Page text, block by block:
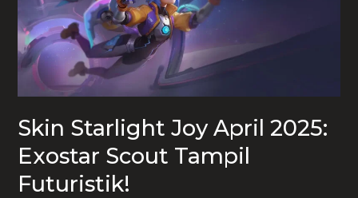
Skin Starlight Joy April 2025:
Exostar Scout Tampil
Futuristik!